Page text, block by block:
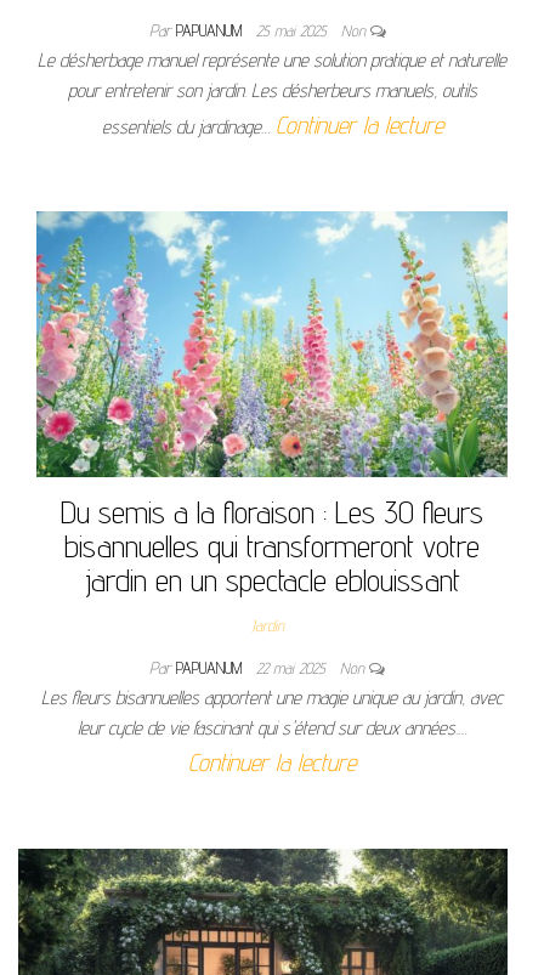
ParPAPUANUM 25 mai 2025 Non
Le désherbage manuel représente une solution pratique et naturelle
pour entretenir son jardin. Les désherbeurs manuels, outils
essentiels du jardinage… Continuer la lecture
Du semis a la floraison : Les 30 fleurs
bisannuelles qui transformeront votre
jardin en un spectacle eblouissant
Jardin
ParPAPUANUM 22 mai 2025 Non
Les fleurs bisannuelles apportent une magie unique au jardin, avec
leur cycle de vie fascinant qui s'étend sur deux années.…
Continuer la lecture